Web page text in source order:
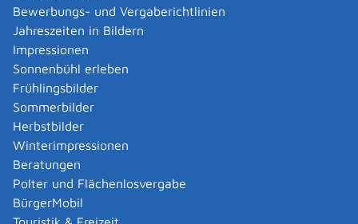
Bewerbungs- und Vergaberichtlinien
Jahreszeiten in Bildern
Impressionen
Sonnenbühl erleben
Frühlingsbilder
Sommerbilder
Herbstbilder
Winterimpressionen
Beratungen
Polter und Flächenlosvergabe
BürgerMobil
anmelden
Als berechtigte Person Fahrzeugregisterauskunft
(Halterauskunft) beantragen
Als Servicedienstleisterin oder Servicedienstleister
im Rahmen der Geldwäscheaufsicht registrieren
Altenpfleger, Arbeitserzieher, Haus- und
Familienpfleger, Heilerziehungsassistent,
Heilpädagoge, Jugend- und Heimerzieher,
Sozialarbeiter, Sozialpädagoge mit ausländischer
Berufsausbildung – Erlaubnis zur Führung der
Berufsbezeichnung beantragen